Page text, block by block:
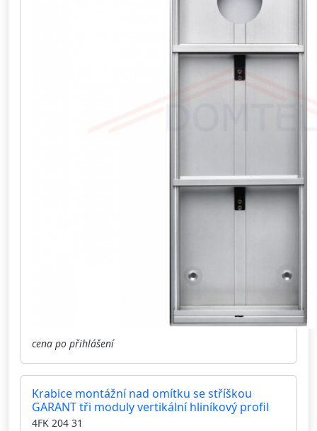
cena po přihlášení
Krabice montážní nad omítku se stříškou
GARANT tři moduly vertikální hliníkový profil
4FK 204 31